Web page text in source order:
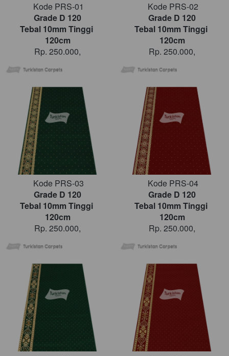
Kode PRS-01
Grade D 120
Tebal 10mm Tinggi
120cm
Rp. 250.000,
Kode PRS-02
Grade D 120
Tebal 10mm Tinggi
120cm
Rp. 250.000,
Kode PRS-03
Grade D 120
Tebal 10mm Tinggi
120cm
Rp. 250.000,
Kode PRS-04
Grade D 120
Tebal 10mm Tinggi
120cm
Rp. 250.000,